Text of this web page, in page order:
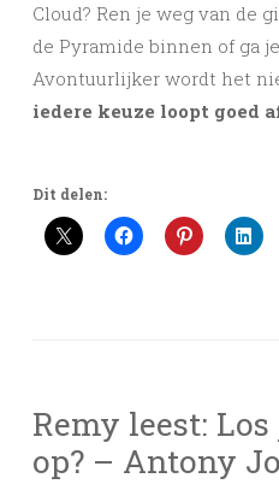
Cloud? Ren je weg van de
de Pyramide binnen of ga
Avontuurlijker wordt het
iedere keuze loopt goed
Dit delen:
Remy leest:
op? – Antony